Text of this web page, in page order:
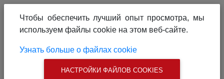
Связаться с нами
Поиск
Чтобы обеспечить лучший опыт просмотра, мы
используем файлы cookie на этом веб-сайте.
Узнать больше о файлах cookie